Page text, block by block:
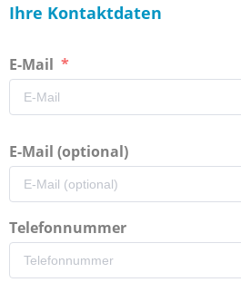
Ihre Kontaktdaten
E-Mail
E-Mail (optional)
Telefonnummer